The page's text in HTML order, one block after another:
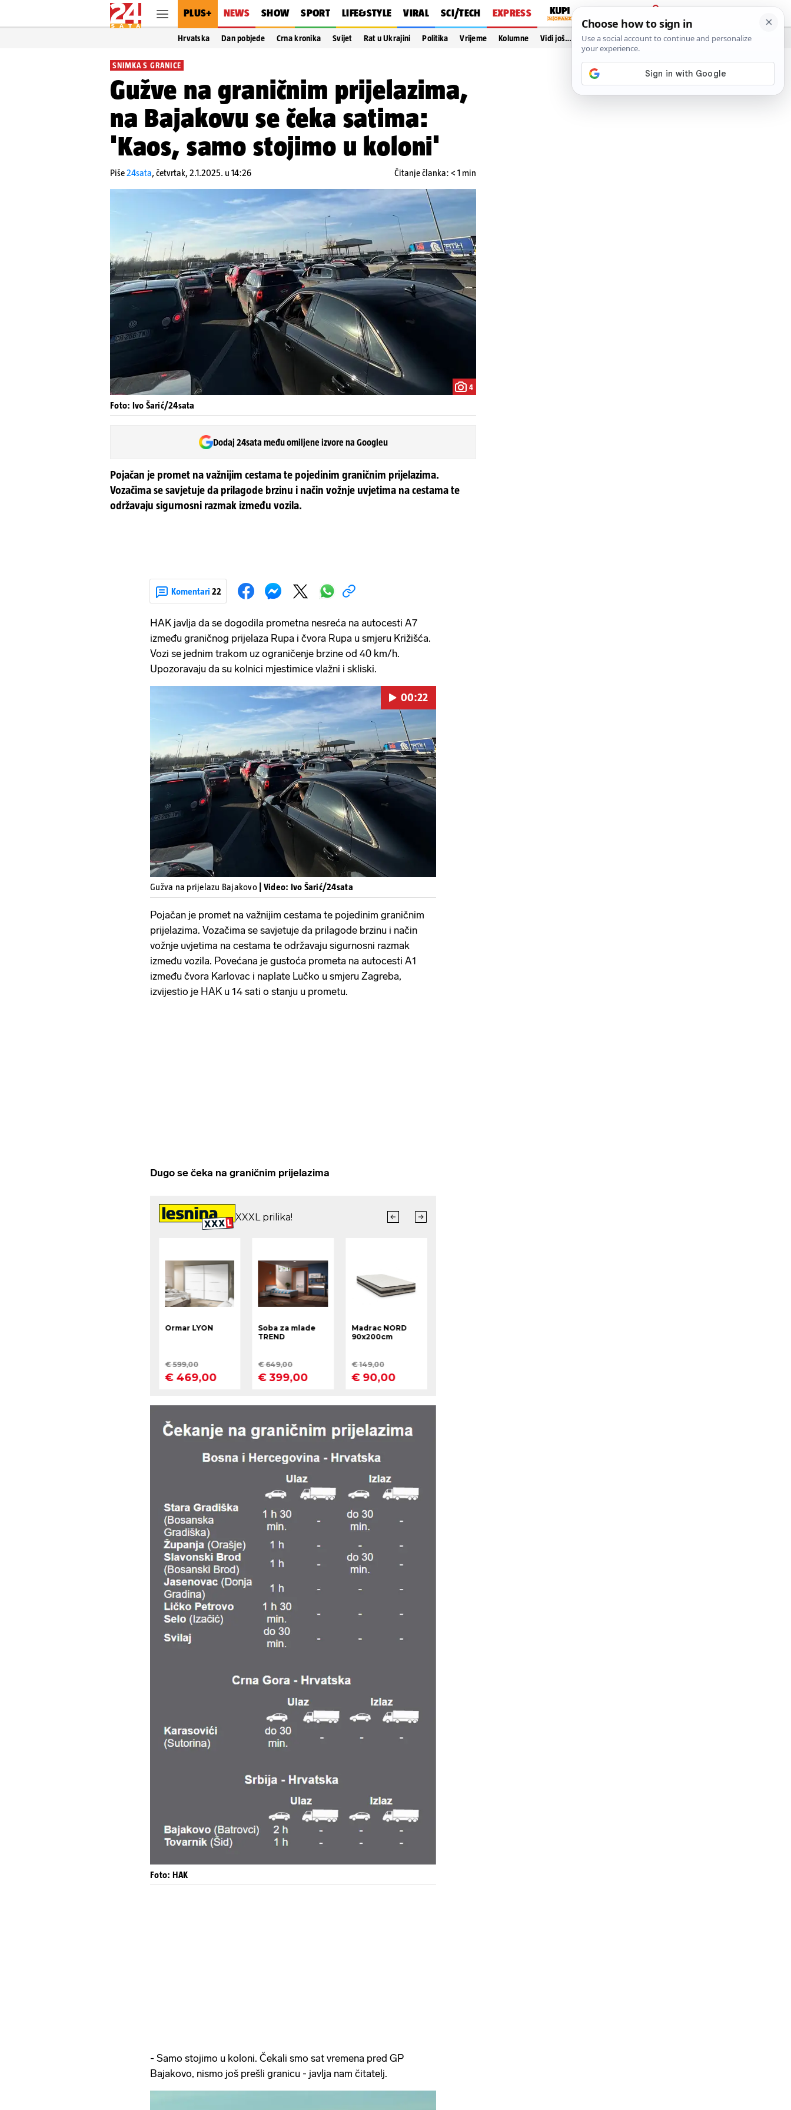
PLUS+ NEWS SHOW SPORT LIFE&STYLE VIRAL SCI/TECH EXPRESS
PRIJAVA
Hrvatska Dan pobjede Crna kronika Svijet Rat u Ukrajini Politika Vrijeme Kolumne Vidi još…
SNIMKA S GRANICE
Gužve na graničnim prijelazima,
na Bajakovu se čeka satima:
'Kaos, samo stojimo u koloni'
Piše24sata,četvrtak, 2.1.2025. u 14:26 Čitanje članka: < 1 min
4
Foto: Ivo Šarić/24sata
Dodaj 24sata među omiljene izvore na Googleu
Pojačan je promet na važnijim cestama te pojedinim graničnim prijelazima.
Vozačima se savjetuje da prilagode brzinu i način vožnje uvjetima na cestama te
održavaju sigurnosni razmak između vozila.
Komentari 22
HAK javlja da se dogodila prometna nesreća na autocesti A7
između graničnog prijelaza Rupa i čvora Rupa u smjeru Križišća.
Vozi se jednim trakom uz ograničenje brzine od 40 km/h.
Upozoravaju da su kolnici mjestimice vlažni i skliski.
Pokretanje videa...
00:22
Gužva na prijelazu Bajakovo | Video: Ivo Šarić/24sata
Pojačan je promet na važnijim cestama te pojedinim graničnim
prijelazima. Vozačima se savjetuje da prilagode brzinu i način
vožnje uvjetima na cestama te održavaju sigurnosni razmak
između vozila. Povećana je gustoća prometa na autocesti A1
između čvora Karlovac i naplate Lučko u smjeru Zagreba,
izvijestio je HAK u 14 sati o stanju u prometu.
Dugo se čeka na graničnim prijelazima
Foto: HAK
- Samo stojimo u koloni. Čekali smo sat vremena pred GP
Bajakovo, nismo još prešli granicu - javlja nam čitatelj.